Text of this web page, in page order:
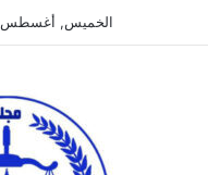
الخميس, أغسطس 6 2026